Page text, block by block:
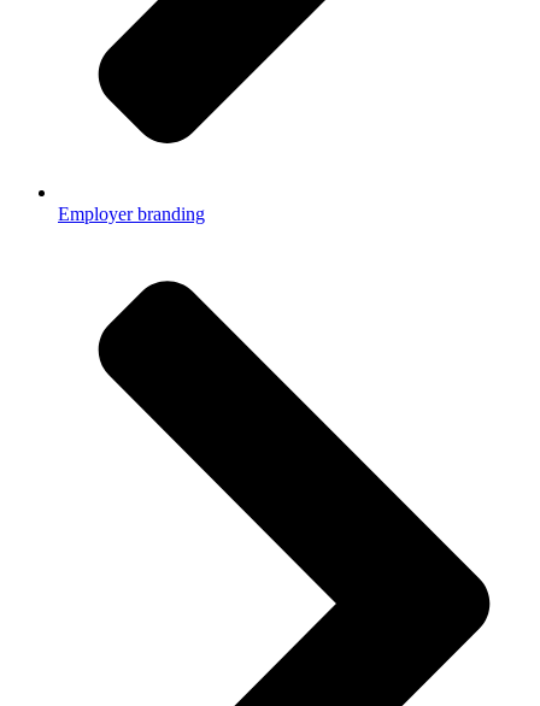
Employer branding